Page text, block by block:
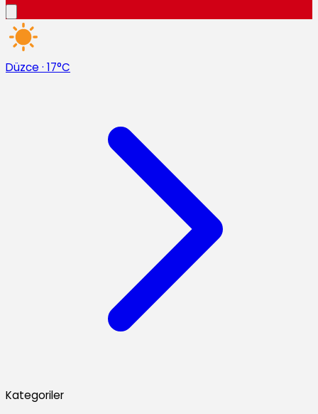
Düzce · 17°C
Kategoriler